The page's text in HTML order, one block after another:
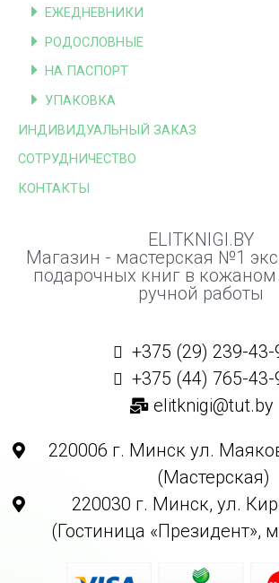
ЕЖЕДНЕВНИКИ
РОДОСЛОВНЫЕ
НА ПАСПОРТ
УПАКОВКА
ИНДИВИДУАЛЬНЫЙ ЗАКАЗ
СОТРУДНИЧЕСТВО
КОНТАКТЫ
ELITKNIGI.BY
Магазин - мастерская №1
подарочных книг в кожаном
ручной работы
+375 (29) 239-43-
+375 (44) 765-43-
elitknigi@tut.by
220006 г. Минск ул.
(Мастерская)
220030 г. Минск, ул.
(Гостиница «Президент»,